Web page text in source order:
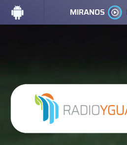
MIRANOS